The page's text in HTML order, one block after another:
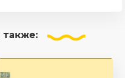
также: